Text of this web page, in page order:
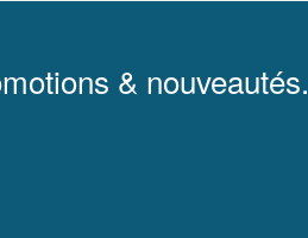
& nouveautés.